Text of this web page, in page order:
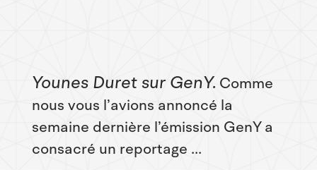
Younes Duret sur GenY Comme
nous vous l’avions annoncé la
semaine dernière l’émission GenY a
consacré un reportage ...